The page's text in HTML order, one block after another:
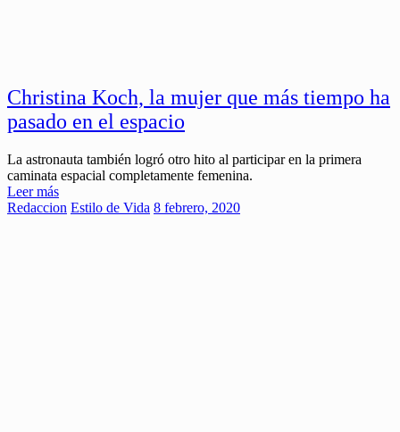
Christina Koch, la mujer que más tiempo ha
pasado en el espacio
La astronauta también logró otro hito al participar en la primera
caminata espacial completamente femenina.
Leer más
Redaccion Estilo de Vida 8 febrero, 2020